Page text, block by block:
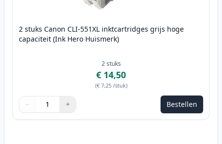
2 stuks Canon CLI-551XL inktcartridges grijs hoge
capaciteit (Ink Hero Huismerk)
2 stuks
€ 14,50
(€ 7,25 /stuk)
Aantal
Gebruik de knoppen om aan te passen
− +
Aantal 1 Bestellen